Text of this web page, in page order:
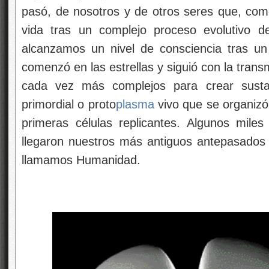
pasó, de nosotros y de otros seres que,
vida tras un complejo proceso evolutivo
alcanzamos un nivel de consciencia tras
comenzó en las estrellas y siguió con la
cada vez más complejos para crear
primordial o protoplasmavivo que se
primeras células replicantes. Algunos
llegaron nuestros más antiguos
llamamos Humanidad.